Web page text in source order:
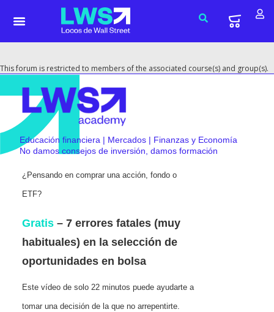
This forum is restricted to members of the associated course(s) and group(s).
Educación financiera | Mercados | Finanzas y Economía
No damos consejos de inversión, damos formación
¿Pensando en comprar una acción, fondo o
ETF?
Gratis – 7 errores fatales (muy
habituales) en la selección de
oportunidades en bolsa
Este vídeo de solo 22 minutos puede ayudarte a
tomar una decisión de la que no arrepentirte.